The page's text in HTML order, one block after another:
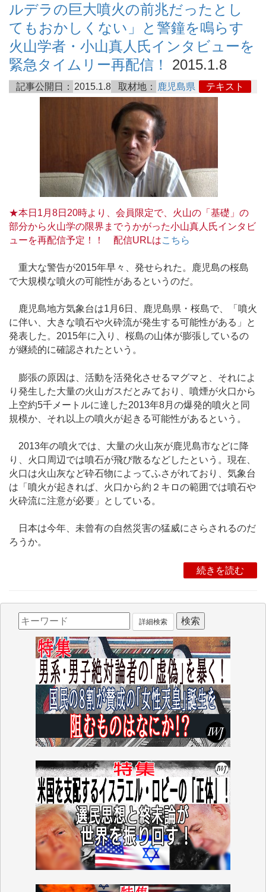
ルデラの巨大噴火の前兆だったとし
てもおかしくない」と警鐘を鳴らす
火山学者・小山真人氏インタビューを
緊急タイムリー再配信！
2015.1.8
記事公開日： 2015.1.8 取材地： 鹿児島県 テキスト
★本日1月8日20時より、会員限定で、火山の「基礎」の
部分から火山学の限界までうかがった小山真人氏インタビ
ューを再配信予定！！ 配信URLはこちら
重大な警告が2015年早々、発せられた。鹿児島の桜島
で大規模な噴火の可能性があるというのだ。
鹿児島地方気象台は1月6日、鹿児島県・桜島で、「噴火
に伴い、大きな噴石や火砕流が発生する可能性がある」と
発表した。2015年に入り、桜島の山体が膨張しているの
が継続的に確認されたという。
膨張の原因は、活動を活発化させるマグマと、それによ
り発生した大量の火山ガスだとみており、噴煙が火口から
上空約5千メートルに達した2013年8月の爆発的噴火と同
規模か、それ以上の噴火が起きる可能性があるという。
2013年の噴火では、大量の火山灰が鹿児島市などに降
り、火口周辺では噴石が飛び散るなどしたという。現在、
火口は火山灰など砕石物によってふさがれており、気象台
は「噴火が起きれば、火口から約２キロの範囲では噴石や
火砕流に注意が必要」としている。
日本は今年、未曾有の自然災害の猛威にさらされるのだ
ろうか。
続きを読む
詳細検索